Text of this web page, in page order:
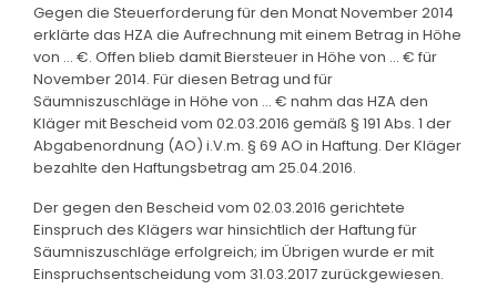
Gegen die Steuerforderung für den Monat November 2014
erklärte das HZA die Aufrechnung mit einem Betrag in Höhe
von … €. Offen blieb damit Biersteuer in Höhe von … € für
November 2014. Für diesen Betrag und für
Säumniszuschläge in Höhe von … € nahm das HZA den
Kläger mit Bescheid vom 02.03.2016 gemäß § 191 Abs. 1 der
Abgabenordnung (AO) i.V.m. § 69 AO in Haftung. Der Kläger
bezahlte den Haftungsbetrag am 25.04.2016.
Der gegen den Bescheid vom 02.03.2016 gerichtete
Einspruch des Klägers war hinsichtlich der Haftung für
Säumniszuschläge erfolgreich; im Übrigen wurde er mit
Einspruchsentscheidung vom 31.03.2017 zurückgewiesen.